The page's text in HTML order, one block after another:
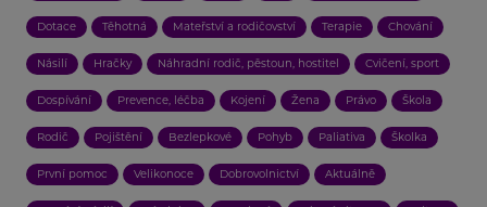
Dotace Těhotná Mateřství a rodičovství Terapie Chování
Násilí Hračky Náhradní rodič, pěstoun, hostitel Cvičení, sport
Dospívání Prevence, léčba Kojení Žena Právo Škola
Rodič Pojištění Bezlepkové Pohyb Paliativa Školka
První pomoc Velikonoce Dobrovolnictví Aktuálně